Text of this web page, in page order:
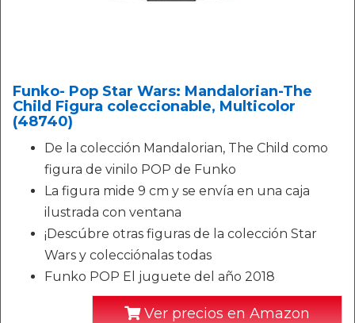
Funko- Pop Star Wars: Mandalorian-The
Child Figura coleccionable, Multicolor
(48740)
De la colección Mandalorian, The Child como
figura de vinilo POP de Funko
La figura mide 9 cm y se envía en una caja
ilustrada con ventana
¡Descúbre otras figuras de la colección Star
Wars y colecciónalas todas
Funko POP El juguete del año 2018
Ver precios en Amazon